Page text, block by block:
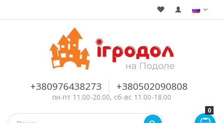
+380976438273 +380502090808
пн-пт 11.00-20.00, сб-вс 11.00-18.00
0